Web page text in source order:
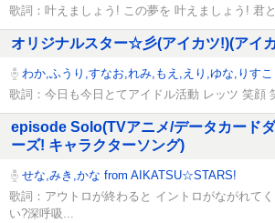
歌詞：叶えましょう! この夢を 叶えましょう! 君
オリジナルスター☆彡(アイカツ!)(アイ
わか,ふうり,すなお,れみ,もえ,えり,ゆな,りす
歌詞：今日も今日とてアイドル活動 レッツ 笑顔
episode Solo(TVアニメ/データカード
ーズ! キャラクターソング)
せな,みき,かな from AIKATSU☆STARS!
歌詞：アウトロが終わると イントロがながれて
い?深呼吸...